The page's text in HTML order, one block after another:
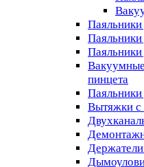
Паяльники
пинцета
Вытяжки с